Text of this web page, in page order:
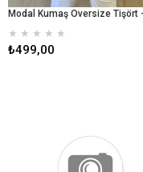
★ ★ ★ ★ ★
₺499,00